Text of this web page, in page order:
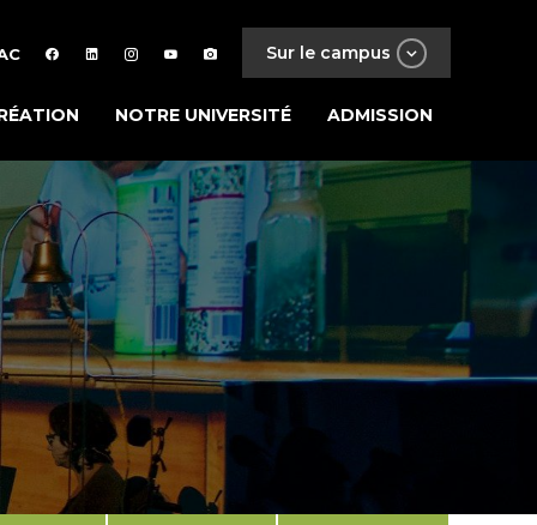
Sur le campus
NOTRE UNIVERSITÉ ADMISSION